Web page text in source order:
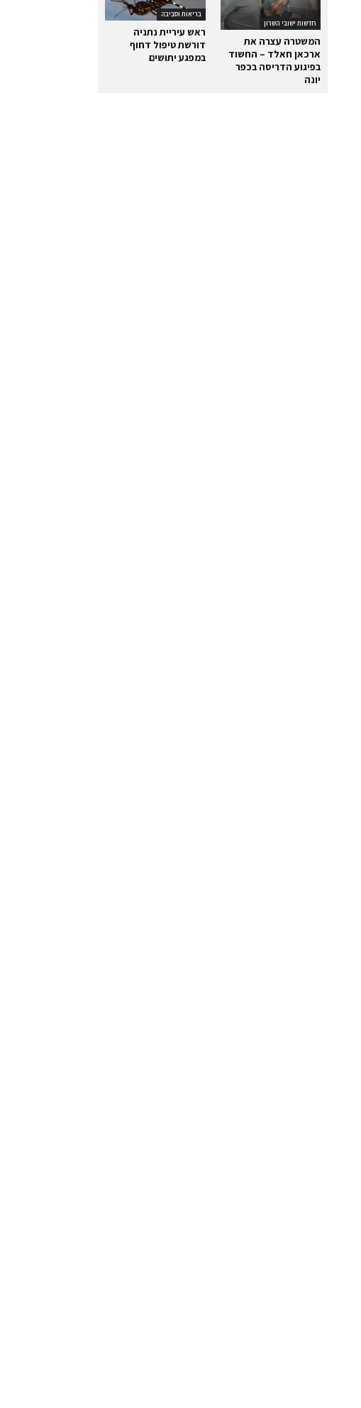
בריאות וסביבה
ראש עיריית נתניה
דורשת טיפול דחוף
במפגע יתושים
חדשות ישובי השרון
המשטרה עצרה את
ארכאן חאלד – החשוד
בפיגוע הדריסה בכפר
יונה